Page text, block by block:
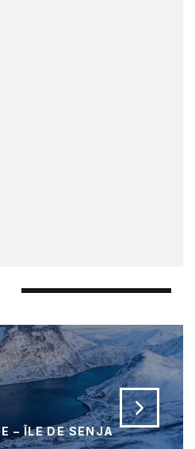
– ÎLE DE SENJA